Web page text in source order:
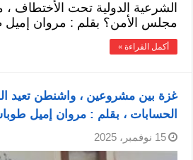
الشرعية الدولية تحت الأختطاف ،
مجلس الأمن؟ بقلم : مروان
أكمل القراءة »
غزة بين مشروعين ، واشنطن تعيد
الحسابات ، بقلم : مروان إميل
15 نوفمبر، 2025